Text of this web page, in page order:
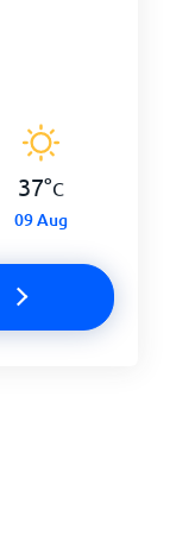
37°C
09 Aug